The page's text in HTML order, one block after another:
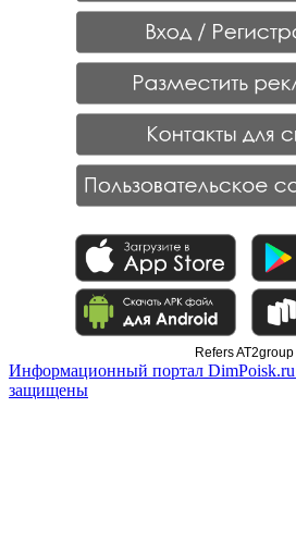
Refers AT2group
Информационный портал
защищены